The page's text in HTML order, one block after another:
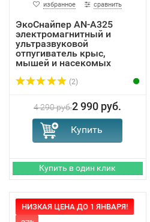
избранное сравнить
ЭкоСнайпер AN-A325
электромагнитный и
ультразвуковой
отпугиватель крыс,
мышей и насекомых
(2)
4 290 руб.2 990 руб.
НИЗКАЯ ЦЕНА ДО 1 ЯНВАРЯ!